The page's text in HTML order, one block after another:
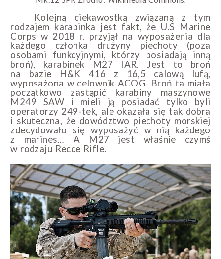
Kolejną ciekawostką związaną z tym
rodzajem karabinka jest fakt, że U.S Marine
Corps w 2018 r. przyjął na wyposażenia dla
każdego członka drużyny piechoty (poza
osobami funkcyjnymi, którzy posiadają inną
broń), karabinek M27 IAR. Jest to broń
na bazie H&K 416 z 16,5 calową lufą,
wyposażona w celownik ACOG. Broń ta miała
początkowo zastąpić karabiny maszynowe
M249 SAW i mieli ją posiadać tylko byli
operatorzy 249-tek, ale okazała się tak dobra
i skuteczna, że dowództwo piechoty morskiej
zdecydowało się wyposażyć w nią każdego
z marines… A M27 jest właśnie czymś
w rodzaju Recce Rifle.